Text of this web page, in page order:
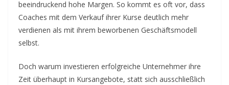
beeindruckend hohe Margen. So kommt es oft vor, dass
Coaches mit dem Verkauf ihrer Kurse deutlich mehr
verdienen als mit ihrem beworbenen Geschäftsmodell
selbst.
Doch warum investieren erfolgreiche Unternehmer ihre
Zeit überhaupt in Kursangebote, statt sich ausschließlich